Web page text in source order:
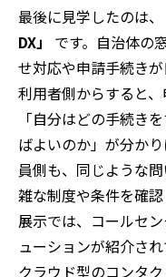
最後に見学したのは、
DX」
です。自治体の
せ対応や申請手続きが
利用者側からすると
「自分はどの手続き
ばよいのか」が分か
員側も、同じような
雑な制度や条件を確認
展示では、コールセ
ューションが紹介さ
クラウド型のコンタ